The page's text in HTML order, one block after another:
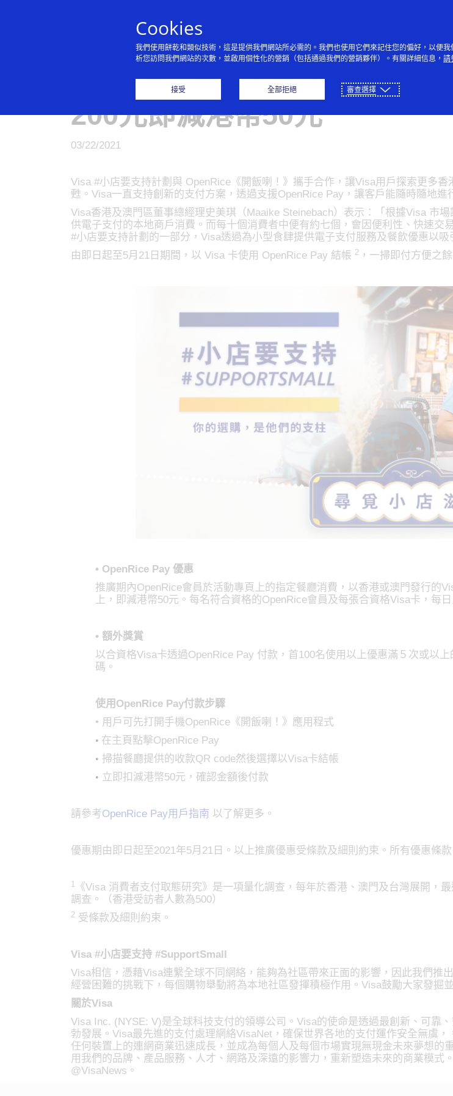
個人 企業與政府
Visa x OpenRice Pay支持小
200元即減港幣50元
03/22/2021
Visa #小店要支持計劃與 OpenRice《開飯喇！》攜手合作，讓Visa用戶探索更多
甦。Visa一直支持創新的支付方案，透過支援OpenRice Pay，讓客戶能隨時隨地進
Visa香港及澳門區董事總經理史美琪（Maaike Steinebach）表示：「根據Visa 市場
供電子支付的本地商戶消費。而每十個消費者中便有約七個，會因便利性、快速
#小店要支持計劃的一部分，Visa透過為小型食肆提供電子支付服務及餐飲優惠以吸
由即日起至5月21日期間，以 Visa 卡使用 OpenRice Pay 結帳 2，一掃即付方便之
• OpenRice Pay 優惠
推廣期內OpenRice會員於活動專頁上的指定餐廳消費，以香港或澳門發行的
上，即減港幣50元。每名符合資格的OpenRice會員及每張合資格Visa卡，每
• 額外獎賞
以合資格Visa卡透過OpenRice Pay 付款，首100名使用以上優惠滿５次或以
碼。
使用OpenRice Pay付款步驟
• 用戶可先打開手機OpenRice《開飯喇！》應用程式
• 在主頁點擊OpenRice Pay
• 掃描餐廳提供的收款QR code然後選擇以Visa卡結帳
• 立即扣減港幣50元，確認金額後付款
請參考OpenRice Pay用戶指南 以了解更多。
優惠期由即日起至2021年5月21日。以上推廣優惠受條款及細則約束。所有優惠條
1 《Visa 消費者支付取態研究》是一項量化調查，每年於香港、澳門及台灣展開，
調查。（香港受訪者人數為500）
2受條款及細則約束。
Visa #小店要支持 #SupportSmall
Visa相信，憑藉Visa連繫全球不同網絡，能夠為社區帶來正面的影響，因此我們推
經營困難的挑戰下，每個購物舉動將為本地社區發揮積極作用。Visa鼓勵大家發掘
關於Visa
Visa Inc. (NYSE: V)是全球科技支付的領導公司。Visa的使命是透過最創新、可靠
勃發展。Visa最先進的支付處理網絡VisaNet，確保世界各地的支付運作安全無虞
任何裝置上的連網商業迅速成長，並成為每個人及每個市場實現無現金未來夢想
用我們的品牌、產品服務、人才、網路及深遠的影響力，重新塑造未來的商業模式
@VisaNews。
Cookies
我們使用餅乾和類似技術，這是提供我們網站所必需的。我們也使用它們來記住您的偏好，以便
析您訪問我們網站的次數，並啟用個性化的營銷（包括通過我們的營銷夥伴）。有關詳細信息， 請
接受 全部拒絕 審查選擇